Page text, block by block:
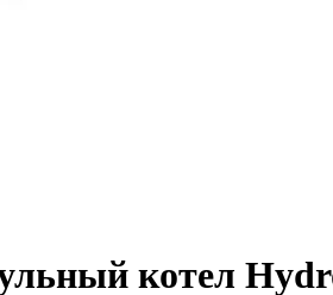
котел